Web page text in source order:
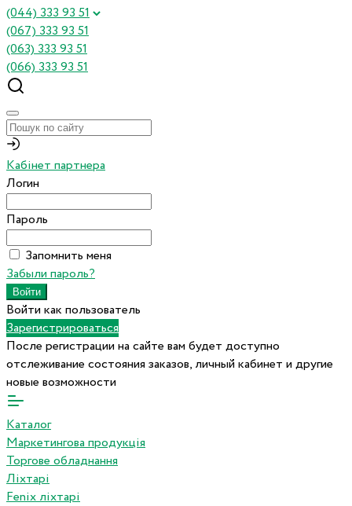
(044) 333 93 51
(067) 333 93 51
(063) 333 93 51
(066) 333 93 51
Кабінет партнера
Логин
Пароль
Запомнить меня
Забыли пароль?
Войти как пользователь
Зарегистрироваться
После регистрации на сайте вам будет доступно
отслеживание состояния заказов, личный кабинет и другие
новые возможности
Каталог
Маркетингова продукція
Торгове обладнання
Ліхтарі
Fenix ліхтарі